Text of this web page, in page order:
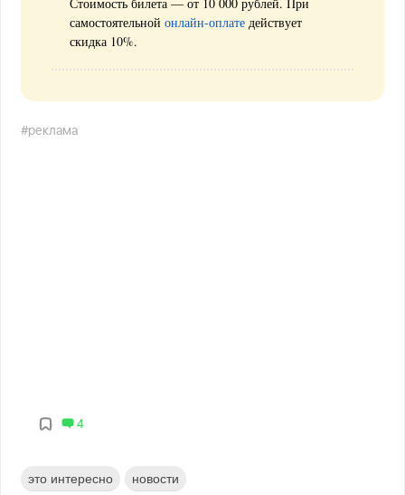
самостоятельнойонлайн-оплате действует
скидка 10%.
#реклама
4
это интересно новости